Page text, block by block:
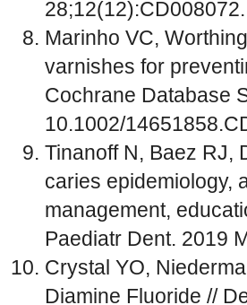
Marinho VC,
varnishes for
Cochrane Database
10.1002/
Tinanoff N, Baez RJ,
caries epidemiology,
management,
Paediatr Dent. 2019
Crystal YO,
Diamine Fluoride //